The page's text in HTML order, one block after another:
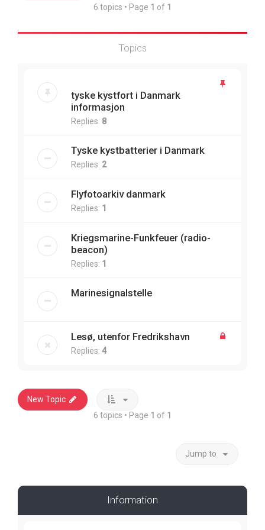
6 topics • Page 1 of 1
Topics
tyske kystfort i Danmark
informasjon
Replies: 8
Tyske kystbatterier i Danmark
Replies: 2
Flyfotoarkiv danmark
Replies: 1
Kriegsmarine-Funkfeuer (radio-
beacon)
Replies: 1
Marinesignalstelle
Lesø, utenfor Fredrikshavn
Replies: 4
New Topic
6 topics • Page 1 of 1
Jump to
Information